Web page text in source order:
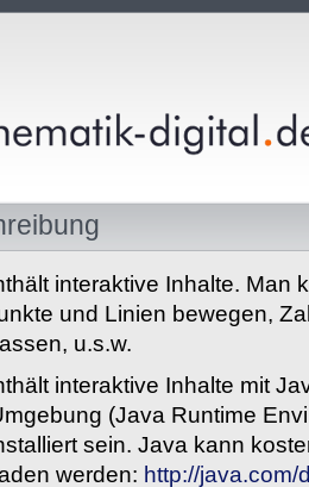
interaktive Inhalte. Man
und Linien bewegen,
u.s.w.
interaktive Inhalte mit
(Java Runtime
sein. Java kann
werden: http://